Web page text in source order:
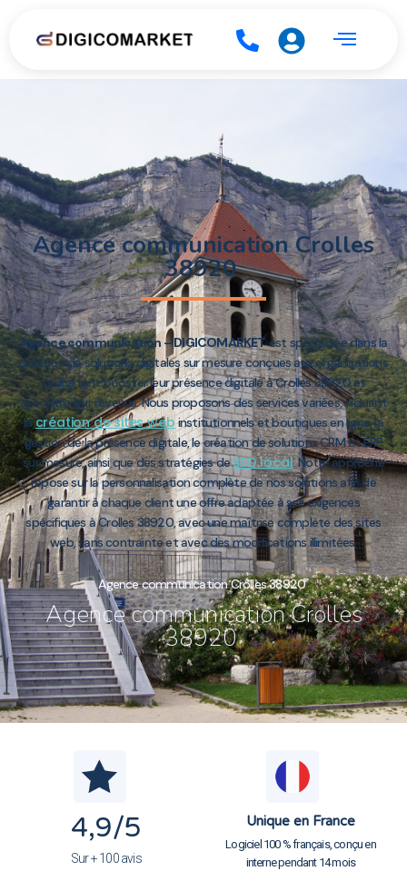
Agence communication Crolles
38920
Agence communication – DIGICOMARKETest spécialisée dans la
création de solutions digitales sur mesure conçues aux organisations
souhaitant booster leur présence digitale à Crolles 38920 et
accroître leur revenus. Nous proposons des services variées, incluant
lacréation de sites webinstitutionnels et boutiques en ligne, la
gestion de la présence digitale, le création de solutions CRM et ERP
sur mesure, ainsi que des stratégies deSEO local. Notre approche
repose sur la personnalisation complète de nos solutions afin de
garantir à chaque client une offre adaptée à ses exigences
spécifiques à Crolles 38920, avec une maîtrise complète des sites
web, sans contrainte et avec des modifications illimitées.
Agence communication Crolles 38920
Agence communication Crolles
38920
4,9/5
Sur + 100 avis
Unique en France
Logiciel 100 % français, conçu en
interne pendant 14 mois